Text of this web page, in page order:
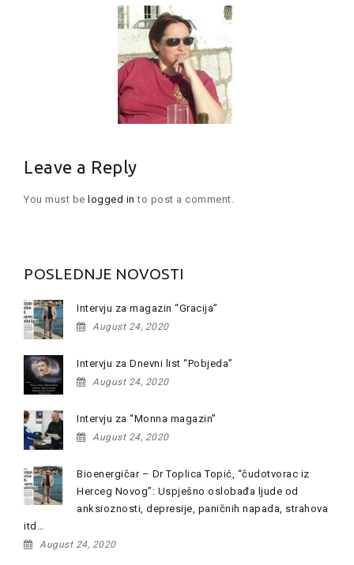
Leave a Reply
You must be logged in to post a comment.
POSLEDNJE NOVOSTI
Intervju za magazin “Gracija”
August 24, 2020
Intervju za Dnevni list “Pobjeda”
August 24, 2020
Intervju za “Monna magazin”
August 24, 2020
Bioenergičar – Dr Toplica Topić, “čudotvorac iz
Herceg Novog”: Uspješno oslobađa ljude od
anksioznosti, depresije, paničnih napada, strahova
itd…
August 24, 2020